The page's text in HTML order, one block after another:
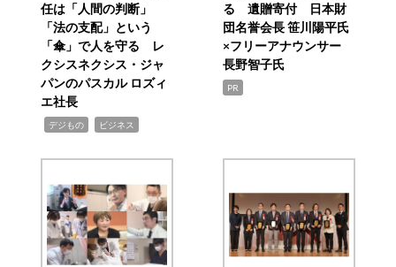
任は「人間の判断」
「法の支配」という
「傘」で人を守る レ
クシスネクシス・ジャ
パンのパスカル ロズィ
エ社長
デジもの ビジネス
る 遺贈寄付 日本財
団名誉会長 笹川陽平氏
×フリーアナウンサー
長野智子氏
PR